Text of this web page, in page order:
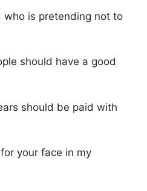
who is pretending not to
should have a good
should be paid with
your face in my